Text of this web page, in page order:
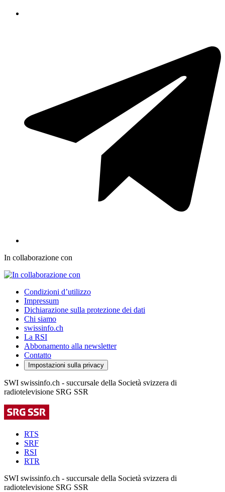
In collaborazione con
Condizioni d’utilizzo
Impressum
Dichiarazione sulla protezione dei dati
Chi siamo
swissinfo.ch
La RSI
Abbonamento alla newsletter
Contatto
Impostazioni sulla privacy
SWI swissinfo.ch - succursale della Società svizzera di
radiotelevisione SRG SSR
RTS
SRF
RSI
RTR
SWI swissinfo.ch - succursale della Società svizzera di
radiotelevisione SRG SSR